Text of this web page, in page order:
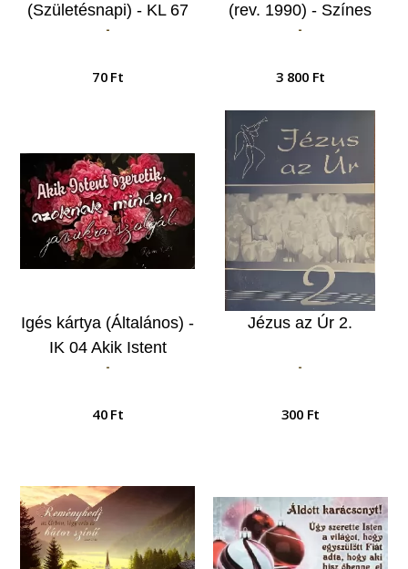
(Születésnapi) - KL 67
Áldjad, lelkem, az Urat,
-
70 Ft
(rev. 1990) - Színes
fotókkal és lapszéli
jegyzetekkel
-
3 800 Ft
Igés kártya (Általános) -
IK 04 Akik Istent
szeretik...
-
40 Ft
Jézus az Úr 2.
-
300 Ft